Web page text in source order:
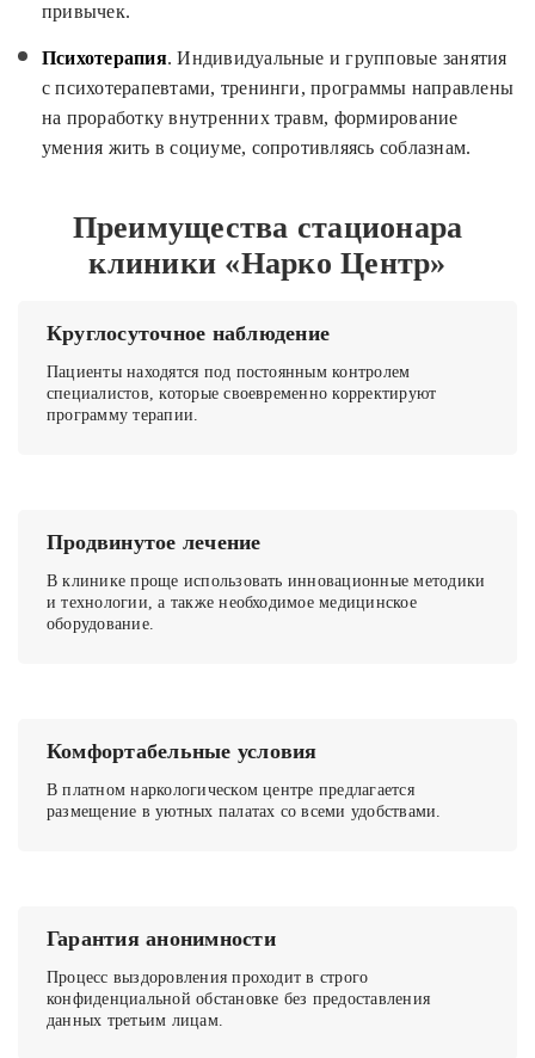
привычек.
Психотерапия. Индивидуальные и групповые занятия
с психотерапевтами, тренинги, программы направлены
на проработку внутренних травм, формирование
умения жить в социуме, сопротивляясь соблазнам.
Преимущества стационара
клиники «Нарко Центр»
Круглосуточное наблюдение
Пациенты находятся под постоянным контролем
специалистов, которые своевременно корректируют
программу терапии.
Продвинутое лечение
В клинике проще использовать инновационные методики
и технологии, а также необходимое медицинское
оборудование.
Комфортабельные условия
В платном наркологическом центре предлагается
размещение в уютных палатах со всеми удобствами.
Гарантия анонимности
Процесс выздоровления проходит в строго
конфиденциальной обстановке без предоставления
данных третьим лицам.